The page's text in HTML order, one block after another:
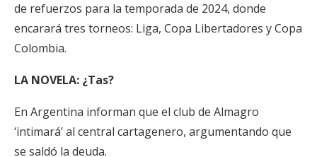
de refuerzos para la temporada de 2024, donde
encarará tres torneos: Liga, Copa Libertadores y Copa
Colombia.
LA NOVELA: ¿Tas?
En Argentina informan que el club de Almagro
‘intimará’ al central cartagenero, argumentando que
se saldó la deuda.